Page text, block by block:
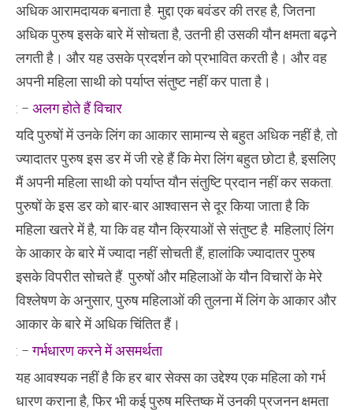
अधिक आरामदायक बनाता है. मुद्दा एक बवंडर की तरह है, जितना
अधिक पुरुष इसके बारे में सोचता है, उतनी ही उसकी यौन क्षमता बढ़ने
लगती है। और यह उसके प्रदर्शन को प्रभावित करती है। और वह
अपनी महिला साथी को पर्याप्त संतुष्ट नहीं कर पाता है।
: – अलग होते हैं विचार
यदि पुरुषों में उनके लिंग का आकार सामान्य से बहुत अधिक नहीं है, तो
ज्यादातर पुरुष इस डर में जी रहे हैं कि मेरा लिंग बहुत छोटा है, इसलिए
मैं अपनी महिला साथी को पर्याप्त यौन संतुष्टि प्रदान नहीं कर सकता.
पुरुषों के इस डर को बार-बार आश्वासन से दूर किया जाता है कि
महिला खतरे में है, या कि वह यौन क्रियाओं से संतुष्ट है. महिलाएं लिंग
के आकार के बारे में ज्यादा नहीं सोचती हैं, हालांकि ज्यादातर पुरुष
इसके विपरीत सोचते हैं. पुरुषों और महिलाओं के यौन विचारों के मेरे
विश्लेषण के अनुसार, पुरुष महिलाओं की तुलना में लिंग के आकार और
आकार के बारे में अधिक चिंतित हैं।
: –गर्भधारण करने में असमर्थता
यह आवश्यक नहीं है कि हर बार सेक्स का उद्देश्य एक महिला को गर्भ
धारण कराना है, फिर भी कई पुरुष मस्तिष्क में उनकी प्रजनन क्षमता